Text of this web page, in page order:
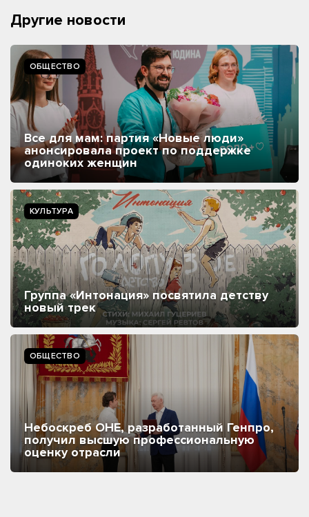
Другие новости
ОБЩЕСТВО
Все для мам: партия «Новые люди»
анонсировала проект по поддержке
одиноких женщин
КУЛЬТУРА
Группа «Интонация» посвятила детству
новый трек
ОБЩЕСТВО
Небоскреб ОНЕ, разработанный Генпро,
получил высшую профессиональную
оценку отрасли